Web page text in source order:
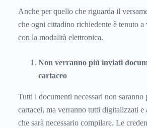
Anche per quello che riguarda il
che ogni cittadino richiedente è tenuto a
con la modalità elettronica.
Non verranno più inviati
cartaceo
Tutti i documenti necessari non saranno
cartacei, ma verranno tutti digitalizzati
che sarà necessario compilare. Le